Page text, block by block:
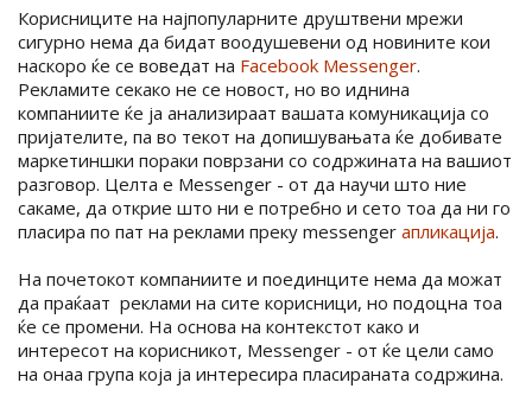
Корисниците на најпопуларните друштвени мрежи
сигурно нема да бидат воодушевени од новините кои
наскоро ќе се воведат на Facebook Messenger.
Рекламите секако не се новост, но во иднина
компаниите ќе ја анализираат вашата комуникација со
пријателите, па во текот на допишувањата ќе добивате
маркетиншки пораки поврзани со содржината на вашиот
разговор. Целта е Messenger - от да научи што ние
сакаме, да открие што ни е потребно и сето тоа да ни го
пласира по пат на реклами преку messenger апликација.
На почетокот компаниите и поединците нема да можат
да праќаат реклами на сите корисници, но подоцна тоа
ќе се промени. На основа на контекстот како и
интересот на корисникот, Messenger - от ќе цели само
на онаа група која ја интересира пласираната содржина.